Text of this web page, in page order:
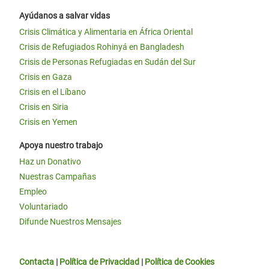
Ayúdanos a salvar vidas
Crisis Climática y Alimentaria en África Oriental
Crisis de Refugiados Rohinyá en Bangladesh
Crisis de Personas Refugiadas en Sudán del Sur
Crisis en Gaza
Crisis en el Líbano
Crisis en Siria
Crisis en Yemen
Apoya nuestro trabajo
Haz un Donativo
Nuestras Campañas
Empleo
Voluntariado
Difunde Nuestros Mensajes
Contacta | Política de Privacidad | Política de Cookies